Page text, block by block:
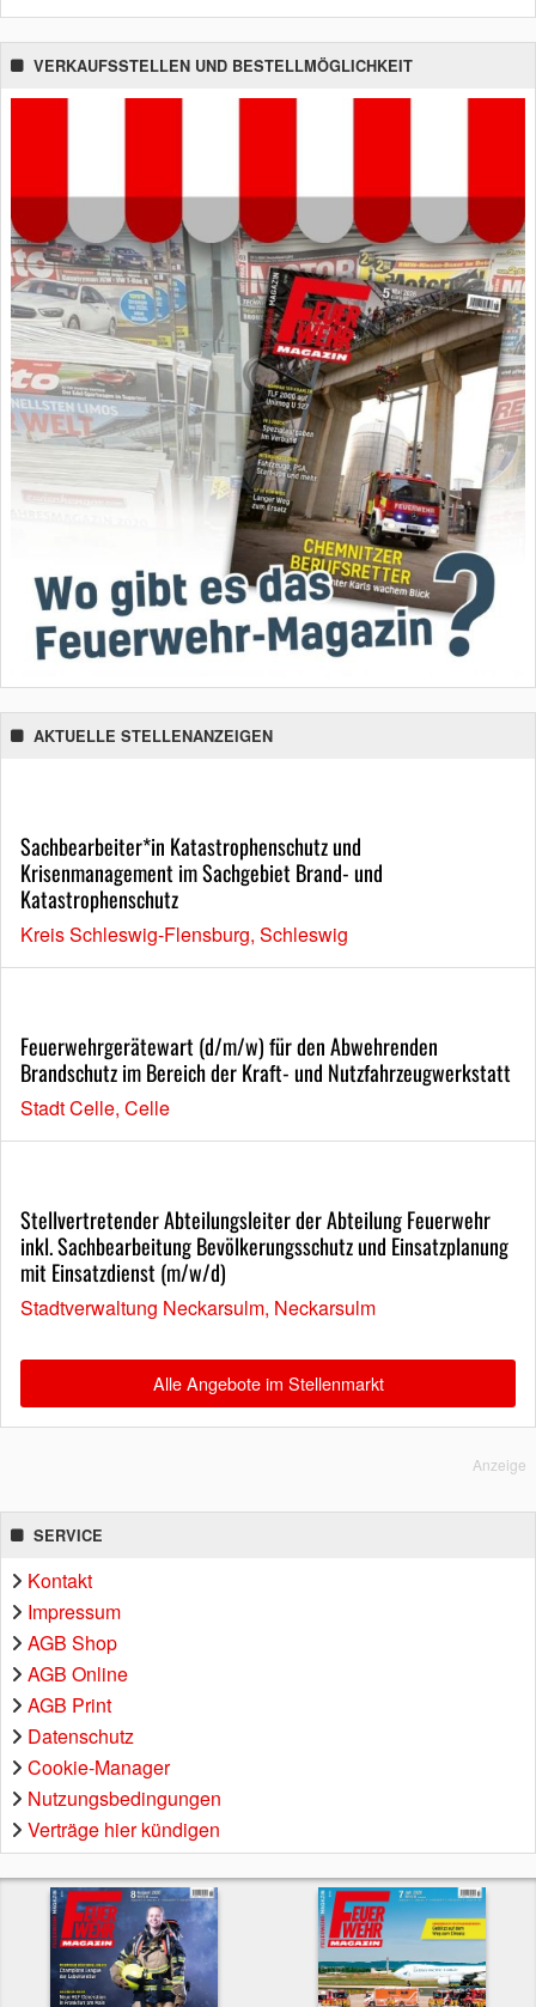
VERKAUFSSTELLEN UND BESTELLMÖGLICHKEIT
AKTUELLE STELLENANZEIGEN
Sachbearbeiter*in Katastrophenschutz und
Krisenmanagement im Sachgebiet Brand- und
Katastrophenschutz
Kreis Schleswig-Flensburg, Schleswig
Feuerwehrgerätewart (d/m/w) für den Abwehrenden
Brandschutz im Bereich der Kraft- und Nutzfahrzeugwerkstatt
Stadt Celle, Celle
Stellvertretender Abteilungsleiter der Abteilung Feuerwehr
inkl. Sachbearbeitung Bevölkerungsschutz und Einsatzplanung
mit Einsatzdienst (m/w/d)
Stadtverwaltung Neckarsulm, Neckarsulm
Alle Angebote im Stellenmarkt
Anzeige
SERVICE
Kontakt
Impressum
AGB Shop
AGB Online
AGB Print
Datenschutz
Cookie-Manager
Nutzungsbedingungen
Verträge hier kündigen